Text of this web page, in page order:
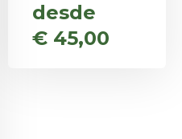
desde
€ 45,00